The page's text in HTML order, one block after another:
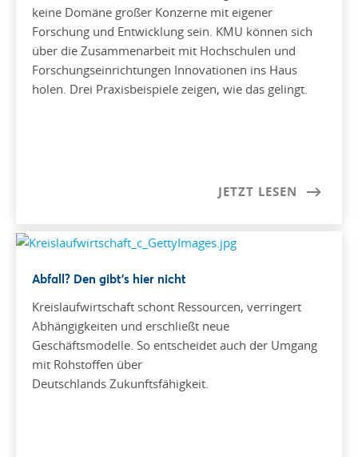
keine Domäne großer Konzerne mit eigener
Forschung und Entwicklung sein. KMU können sich
über die Zusammenarbeit mit Hochschulen und
Forschungseinrichtungen Innovationen ins Haus
holen. Drei Praxisbeispiele zeigen, wie das gelingt.
JETZT LESEN
Abfall? Den gibt’s hier nicht
Kreislaufwirtschaft schont Ressourcen, verringert
Abhängigkeiten und erschließt neue
Geschäftsmodelle. So entscheidet auch der Umgang
mit Rohstoffen über
Deutschlands Zukunftsfähigkeit.